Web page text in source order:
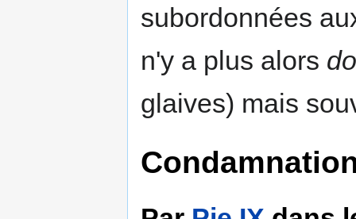
subordonnées
n'y a plus alors
glaives) mais